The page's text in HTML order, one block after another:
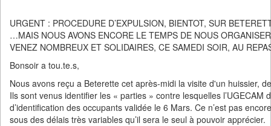
URGENT : PROCEDURE D’EXPULSION, BIENTOT, SUR
…MAIS NOUS AVONS ENCORE LE TEMPS DE NOUS
VENEZ NOMBREUX ET SOLIDAIRES, CE SAMEDI SOIR, AU
Bonsoir a tou.te.s,
Nous avons reçu a Beterette cet après-midi la visite d'un huissier,
Ils sont venus identifier les « parties » contre lesquelles
d’identification des occupants validée le 6 Mars. Ce n’est pas
sous des délais très variables qu’il sera le seul à pouvoir apprécier.